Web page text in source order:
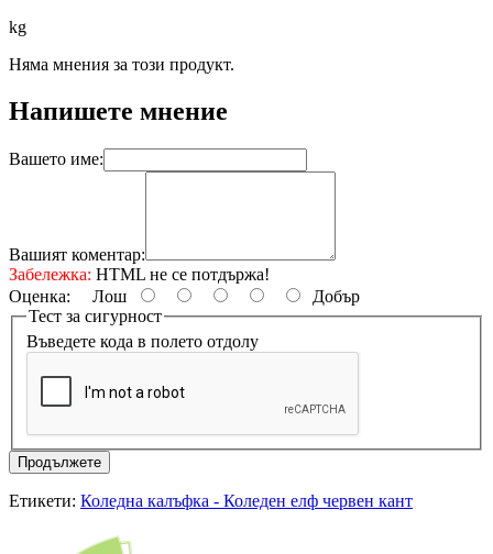
kg
Няма мнения за този продукт.
Напишете мнение
Вашето име:
Вашият коментар:
Забележка: HTML не се потдържа!
Оценка: Лош
Добър
Тест за сигурност
Въведете кода в полето отдолу
Продължете
Етикети: Коледна калъфка - Коледен елф чeрвен кант